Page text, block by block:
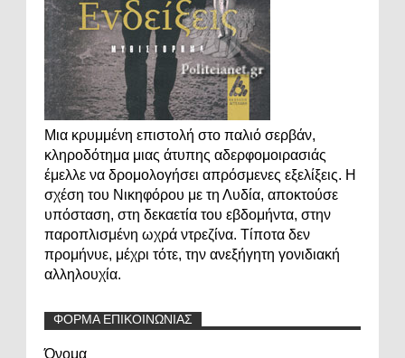
Μια κρυμμένη επιστολή στο παλιό σερβάν,
κληροδότημα μιας άτυπης αδερφομοιρασιάς
έμελλε να δρομολογήσει απρόσμενες εξελίξεις. Η
σχέση του Νικηφόρου με τη Λυδία, αποκτούσε
υπόσταση, στη δεκαετία του εβδομήντα, στην
παροπλισμένη ωχρά ντρεζίνα. Τίποτα δεν
προμήνυε, μέχρι τότε, την ανεξήγητη γονιδιακή
αλληλουχία.
ΦΟΡΜΑ ΕΠΙΚΟΙΝΩΝΙΑΣ
Όνομα